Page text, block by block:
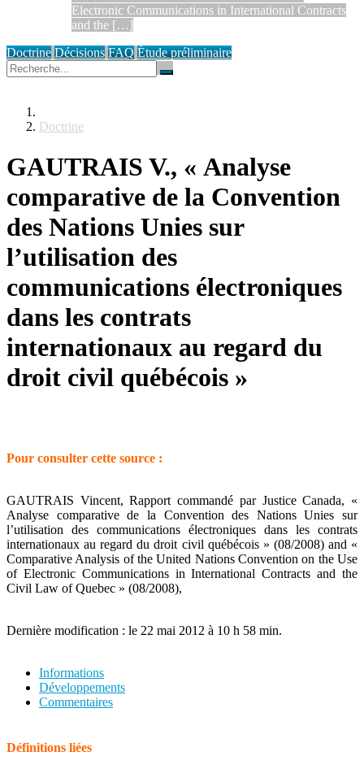
Electronic Communications in International Contracts
and the […]
Doctrine Décisions FAQ Étude préliminaire
Doctrine
GAUTRAIS V., « Analyse
comparative de la Convention
des Nations Unies sur
l’utilisation des
communications électroniques
dans les contrats
internationaux au regard du
droit civil québécois »
Pour consulter cette source :
GAUTRAIS Vincent, Rapport commandé par Justice Canada, «
Analyse comparative de la Convention des Nations Unies sur
l’utilisation des communications électroniques dans les contrats
internationaux au regard du droit civil québécois » (08/2008) and «
Comparative Analysis of the United Nations Convention on the Use
of Electronic Communications in International Contracts and the
Civil Law of Quebec » (08/2008),
Dernière modification : le 22 mai 2012 à 10 h 58 min.
Informations
Développements
Commentaires
Définitions liées